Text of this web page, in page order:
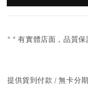
* * 有實體店面，品質
提供貨到付款 / 無卡分